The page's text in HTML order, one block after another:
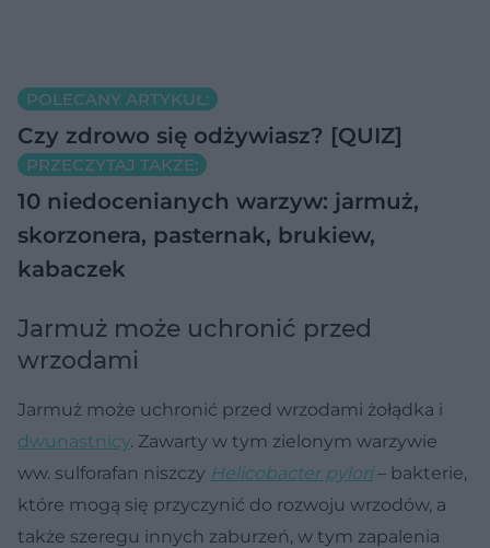
POLECANY ARTYKUŁ:
Czy zdrowo się odżywiasz? [QUIZ]
PRZECZYTAJ TAKŻE:
10 niedocenianych warzyw: jarmuż,
skorzonera, pasternak, brukiew,
kabaczek
Jarmuż może uchronić przed
wrzodami
Jarmuż może uchronić przed wrzodami żołądka i
dwunastnicy. Zawarty w tym zielonym warzywie
ww. sulforafan niszczy Helicobacter pylori– bakterie,
które mogą się przyczynić do rozwoju wrzodów, a
także szeregu innych zaburzeń, w tym zapalenia